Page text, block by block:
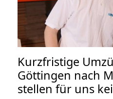
Kurzfristige
Göttingen nach
stellen für uns